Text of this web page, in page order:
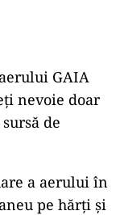
GAIA
nevoie doar
de
a aerului în
pe hărți și